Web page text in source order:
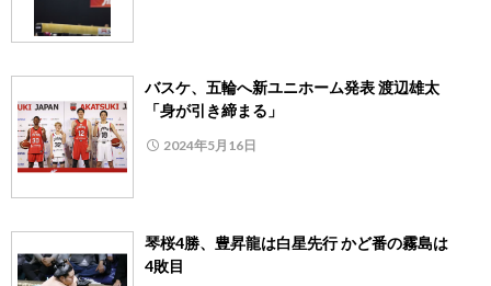
バスケ、五輪へ新ユニホーム発表 渡辺雄太
「身が引き締まる」
2024年5月16日
琴桜4勝、豊昇龍は白星先行 かど番の霧島は
4敗目